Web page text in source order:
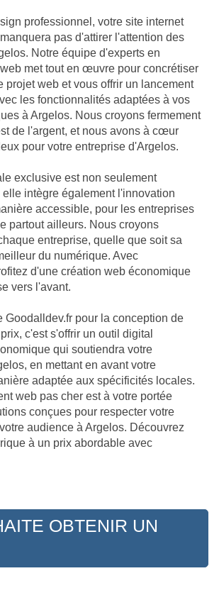
professionnel, votre site internet
pas d'attirer l'attention des
Notre équipe d'experts en
met tout en œuvre pour concrétiser
projet web et vous offrir un lancement
les fonctionnalités adaptées à vos
à Argelos. Nous croyons fermement
de l'argent, et nous avons à cœur
pour votre entreprise d'Argelos.
exclusive est non seulement
intègre également l'innovation
accessible, pour les entreprises
partout ailleurs. Nous croyons
entreprise, quelle que soit sa
du numérique. Avec
d'une création web économique
vers l'avant.
Goodalldev.fr pour la conception de
c'est s'offrir un outil digital
qui soutiendra votre
en mettant en avant votre
adaptée aux spécificités locales.
web pas cher est à votre portée
conçues pour respecter votre
audience à Argelos. Découvrez
à un prix abordable avec
OBTENIR UN